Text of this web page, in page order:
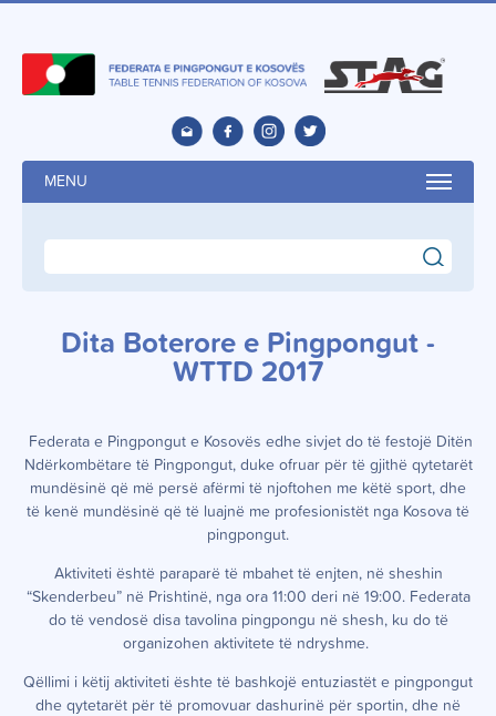
MENU
search
Dita Boterore e Pingpongut -
WTTD 2017
Federata e Pingpongut e Kosovës edhe sivjet do të festojë Ditën
Ndërkombëtare të Pingpongut, duke ofruar për të gjithë qytetarët
mundësinë që më persë afërmi të njoftohen me këtë sport, dhe
të kenë mundësinë që të luajnë me profesionistët nga Kosova të
pingpongut.
Aktiviteti është paraparë të mbahet të enjten, në sheshin
“Skenderbeu” në Prishtinë, nga ora 11:00 deri në 19:00. Federata
do të vendosë disa tavolina pingpongu në shesh, ku do të
organizohen aktivitete të ndryshme.
Qëllimi i këtij aktiviteti ështe të bashkojë entuziastët e pingpongut
dhe qytetarët për të promovuar dashurinë për sportin, dhe në